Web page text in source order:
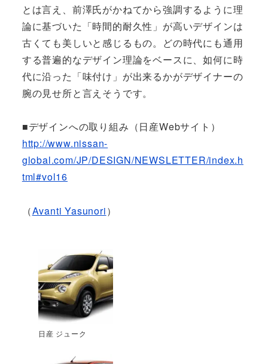
とは言え、前澤氏がかねてから強調するように理
論に基づいた「時間的耐久性」が高いデザインは
古くても美しいと感じるもの。どの時代にも通用
する普遍的なデザイン理論をベースに、如何に時
代に沿った「味付け」が出来るかがデザイナーの
腕の見せ所と言えそうです。
■デザインへの取り組み（日産Webサイト）
http://www.nissan-
global.com/JP/DESIGN/NEWSLETTER/index.h
tml#vol16
（Avanti Yasunori）
日産 ジューク